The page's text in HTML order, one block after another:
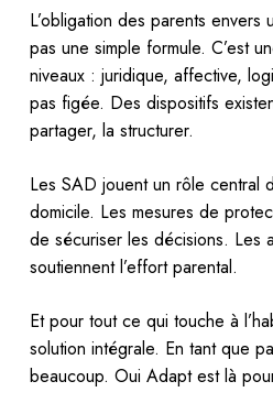
L’obligation des parents envers
pas une simple formule. C’est
niveaux : juridique, affective,
pas figée. Des dispositifs
partager, la structurer.
Les SAD jouent un rôle central
domicile. Les mesures de
de sécuriser les décisions. Les
soutiennent l’effort parental.
Et pour tout ce qui touche à
solution intégrale. En tant que
beaucoup. Oui Adapt est là